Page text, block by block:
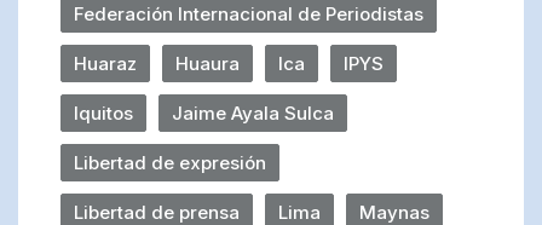
Federación Internacional de Periodistas
Huaraz Huaura Ica IPYS
Iquitos Jaime Ayala Sulca
Libertad de expresión
Libertad de prensa Lima Maynas